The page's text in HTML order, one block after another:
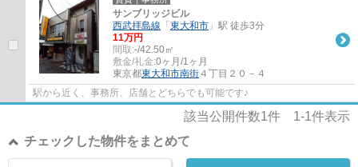
サンブリッジビル
西武拝島線 「 東大和市 」駅 徒歩3分
11万円
間取:-/42.50㎡
敷金/礼金:0ヶ月/1ヶ月
東京都東大和市南街 ４丁目２０－４
駅から近く、事務所、店舗とどちらでも可能です♪
該当公開件数1件 1-1件表示
チェックした物件をまとめて